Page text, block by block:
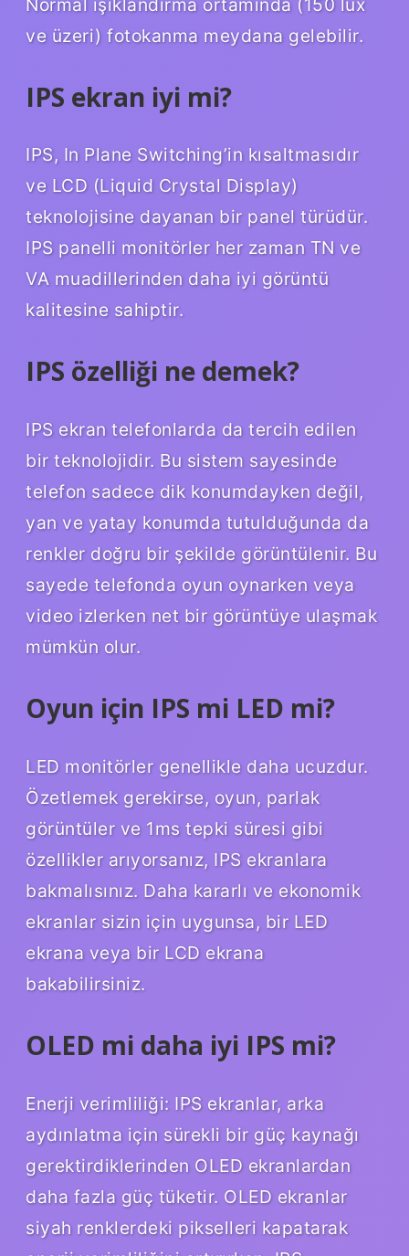
ve üzeri) fotokanma meydana gelebilir.
IPS ekran iyi mi?
IPS, In Plane Switching’in kısaltmasıdır
ve LCD (Liquid Crystal Display)
teknolojisine dayanan bir panel türüdür.
IPS panelli monitörler her zaman TN ve
VA muadillerinden daha iyi görüntü
kalitesine sahiptir.
IPS özelliği ne demek?
IPS ekran telefonlarda da tercih edilen
bir teknolojidir. Bu sistem sayesinde
telefon sadece dik konumdayken değil,
yan ve yatay konumda tutulduğunda da
renkler doğru bir şekilde görüntülenir. Bu
sayede telefonda oyun oynarken veya
video izlerken net bir görüntüye ulaşmak
mümkün olur.
Oyun için IPS mi LED mi?
LED monitörler genellikle daha ucuzdur.
Özetlemek gerekirse, oyun, parlak
görüntüler ve 1ms tepki süresi gibi
özellikler arıyorsanız, IPS ekranlara
bakmalısınız. Daha kararlı ve ekonomik
ekranlar sizin için uygunsa, bir LED
ekrana veya bir LCD ekrana
bakabilirsiniz.
OLED mi daha iyi IPS mi?
Enerji verimliliği: IPS ekranlar, arka
aydınlatma için sürekli bir güç kaynağı
gerektirdiklerinden OLED ekranlardan
daha fazla güç tüketir. OLED ekranlar
siyah renklerdeki pikselleri kapatarak